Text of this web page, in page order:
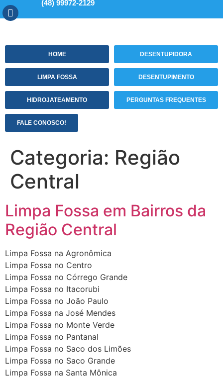
(48) 99972-2129
HOME DESENTUPIDORA
LIMPA FOSSA DESENTUPIMENTO
HIDROJATEAMENTO PERGUNTAS FREQUENTES
FALE CONOSCO!
Categoria: Região
Central
Limpa Fossa em Bairros da
Região Central
Limpa Fossa na Agronômica
Limpa Fossa no Centro
Limpa Fossa no Córrego Grande
Limpa Fossa no Itacorubi
Limpa Fossa no João Paulo
Limpa Fossa na José Mendes
Limpa Fossa no Monte Verde
Limpa Fossa no Pantanal
Limpa Fossa no Saco dos Limões
Limpa Fossa no Saco Grande
Limpa Fossa na Santa Mônica